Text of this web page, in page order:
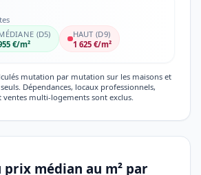
(D5)
€/m²
HAUT (D9)
1 625 €/m²
mutation par mutation sur les maisons et
Dépendances, locaux professionnels,
multi-logements sont exclus.
médian au m² par